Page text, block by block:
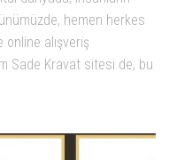
hemen herkes
alışveriş
Sade Kravat sitesi de, bu